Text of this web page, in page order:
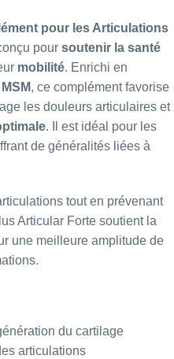
pour les Articulations
pour soutenir la santé
mobilité. Enrichi en
, ce complément favorise
les douleurs articulaires et
. Il est idéal pour les
de généralités liées à
tout en prévenant
Articular Forte soutient la
une meilleure amplitude de
du cartilage
articulations